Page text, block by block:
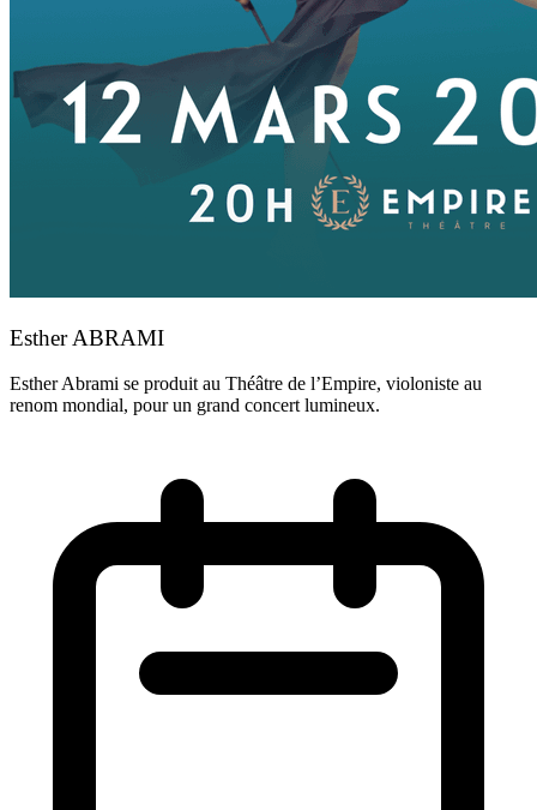
Esther ABRAMI
Esther Abrami se produit au Théâtre de l’Empire, violoniste au
renom mondial, pour un grand concert lumineux.